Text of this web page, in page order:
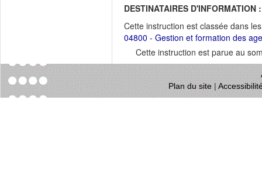
DESTINATAIRES D'INFORMATION :
Cette instruction est classée dans
04800 - Gestion et formation des
Cette instruction est parue au
Plan du site|